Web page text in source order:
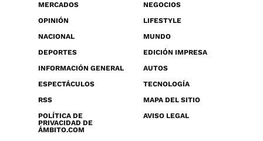
MERCADOS
NEGOCIOS
OPINIÓN
LIFESTYLE
NACIONAL
MUNDO
DEPORTES
EDICIÓN IMPRESA
INFORMACIÓN GENERAL
AUTOS
ESPECTÁCULOS
TECNOLOGÍA
RSS
MAPA DEL SITIO
POLÍTICA DE
PRIVACIDAD DE
ÁMBITO.COM
AVISO LEGAL